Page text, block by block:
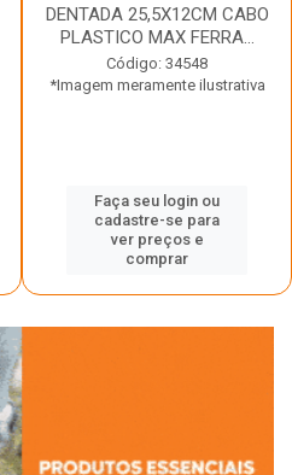
DENTADA 25,5X12CM CABO
PLASTICO MAX FERRA...
Código: 34548
*Imagem meramente ilustrativa
Faça seu login ou
cadastre-se para
ver preços e
comprar